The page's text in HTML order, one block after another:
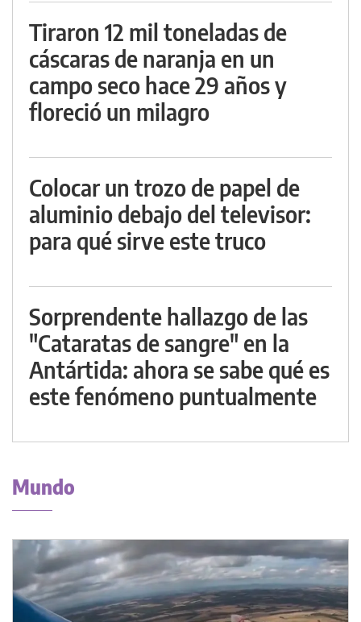
Tiraron 12 mil toneladas de
cáscaras de naranja en un
campo seco hace 29 años y
floreció un milagro
Colocar un trozo de papel de
aluminio debajo del televisor:
para qué sirve este truco
Sorprendente hallazgo de las
"Cataratas de sangre" en la
Antártida: ahora se sabe qué es
este fenómeno puntualmente
Mundo